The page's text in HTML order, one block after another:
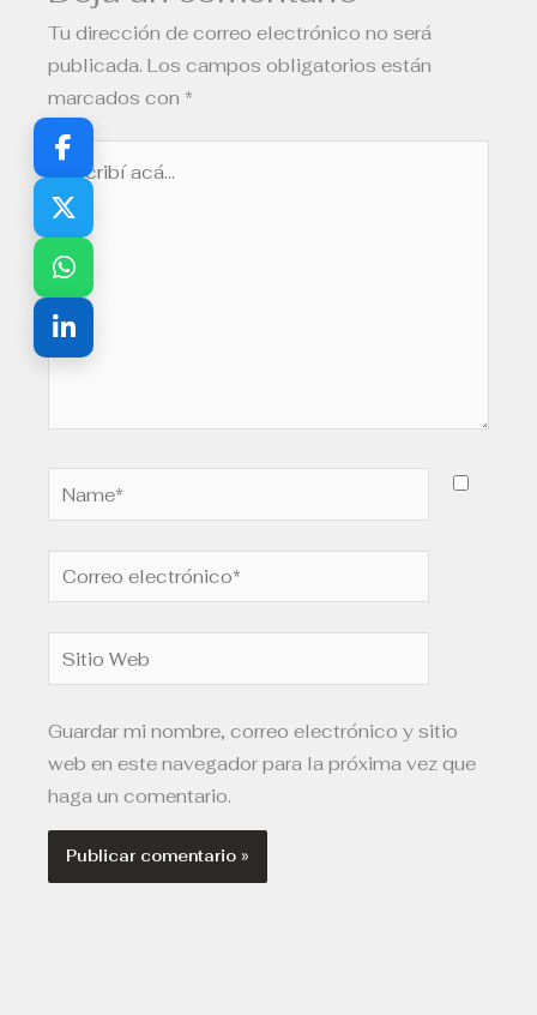
Tu dirección de correo electrónico no será
publicada. Los campos obligatorios están
marcados con *
Escribí
acá...
Name*
Correo
electrónico*
Sitio
Web
Guardar mi nombre, correo electrónico y sitio
web en este navegador para la próxima vez que
haga un comentario.